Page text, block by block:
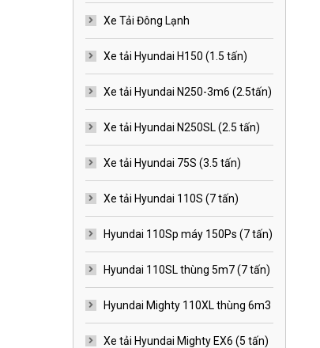
Xe Tải Đông Lạnh
Xe tải Hyundai H150 (1.5 tấn)
Xe tải Hyundai N250-3m6 (2.5tấn)
Xe tải Hyundai N250SL (2.5 tấn)
Xe tải Hyundai 75S (3.5 tấn)
Xe tải Hyundai 110S (7 tấn)
Hyundai 110Sp máy 150Ps (7 tấn)
Hyundai 110SL thùng 5m7 (7 tấn)
Hyundai Mighty 110XL thùng 6m3
Xe tải Hyundai Mighty EX6 (5 tấn)